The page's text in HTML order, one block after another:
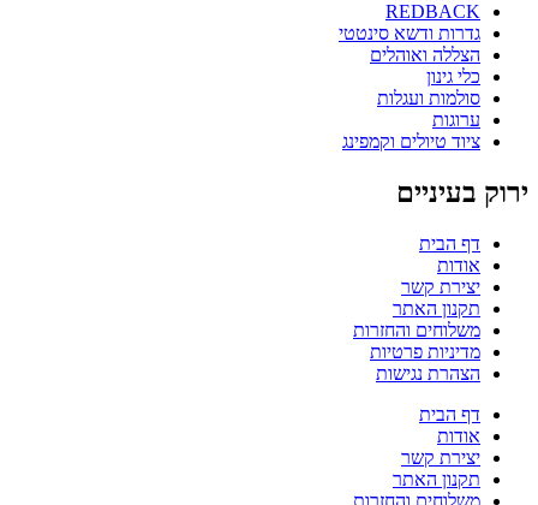
REDBACK
גדרות ודשא סינטטי
הצללה ואוהלים
כלי גינון
סולמות ועגלות
ערוגות
ציוד טיולים וקמפינג
ירוק בעיניים
דף הבית
אודות
יצירת קשר
תקנון האתר
משלוחים והחזרות
מדיניות פרטיות
הצהרת נגישות
דף הבית
אודות
יצירת קשר
תקנון האתר
משלוחים והחזרות